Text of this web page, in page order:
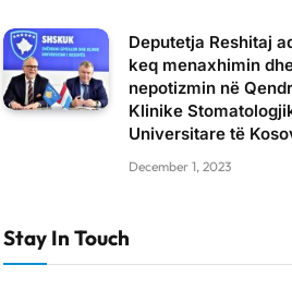
Deputetja Reshitaj
keq menaxhimin
nepotizmin në
Klinike
Universitare të
December 1, 2023
Stay In Touch